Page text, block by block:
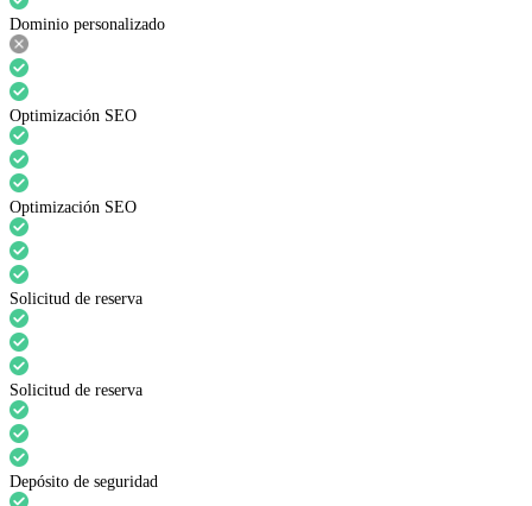
Dominio personalizado
Optimización SEO
Optimización SEO
Solicitud de reserva
Solicitud de reserva
Depósito de seguridad